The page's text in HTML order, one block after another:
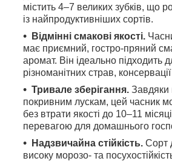
містить 4–7 великих зубків, що
із найпродуктивніших сортів.
Відмінні смакові якості.
має приємний, гостро-пряний
аромат. Він ідеально підходить
різноманітних страв,
Тривале зберігання. Завдяки
покривним лускам, цей часник
без втрати якості до 10–11
перевагою для домашнього
Надзвичайна стійкість. Сорт
високу морозо- та